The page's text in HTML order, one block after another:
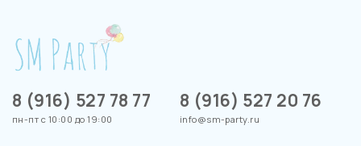
8 (916) 527 78 77
пн-пт с 10:00 до 19:00
8 (916) 527 20 76
info@sm-party.ru